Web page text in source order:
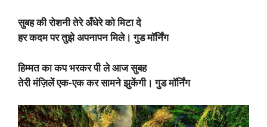
सुबह की रोशनी तेरे अँधेरे को मिटा दे
हर कदम पर तुझे अपनापन मिले। गुड मॉर्निंग
हिम्मत का कप भरकर पी ले आज सुबह
तेरी मंज़िलें एक-एक कर सामने झुकेंगी। गुड मॉर्निंग